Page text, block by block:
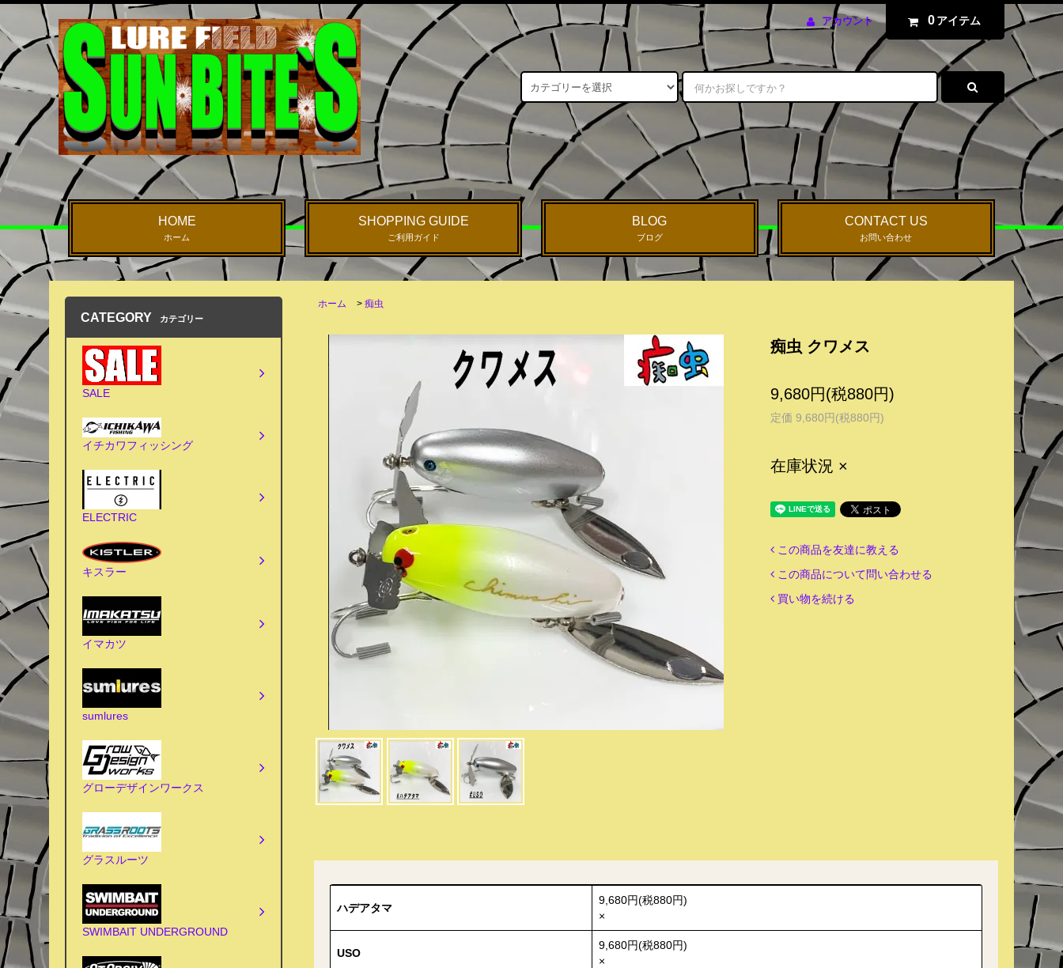
アカウント 0 アイテム
HOME
ホーム
SHOPPING GUIDE
ご利用ガイド
BLOG
ブログ
CONTACT US
お問い合わせ
ホーム > 痴虫
痴虫 クワメス
9,680円(税880円)
定価 9,680円(税880円)
在庫状況 ×
この商品を友達に教える
この商品について問い合わせる
買い物を続ける
ハデアタマ
9,680円(税880円)
×
USO
9,680円(税880円)
×
CATEGORY カテゴリー
SALE
イチカワフィッシング
ELECTRIC
キスラー
イマカツ
sumlures
グローデザインワークス
グラスルーツ
SWIMBAIT UNDERGROUND